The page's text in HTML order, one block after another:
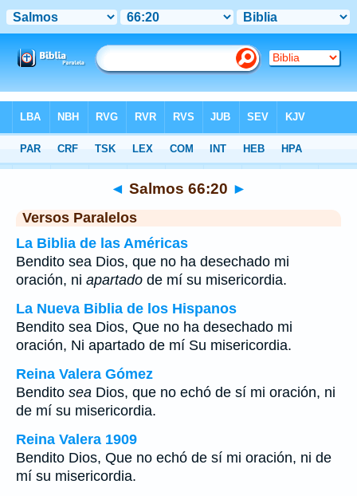
>Salmos Capítulo 66 > Verso 20
◄ Salmos 66:20 ►
Versos Paralelos
La Biblia de las Américas
Bendito sea Dios, que no ha desechado mi
oración, ni apartado de mí su misericordia.
La Nueva Biblia de los Hispanos
Bendito sea Dios, Que no ha desechado mi
oración, Ni apartado de mí Su misericordia.
Reina Valera Gómez
Bendito sea Dios, que no echó de sí mi oración, ni
de mí su misericordia.
Reina Valera 1909
Bendito Dios, Que no echó de sí mi oración, ni de
mí su misericordia.